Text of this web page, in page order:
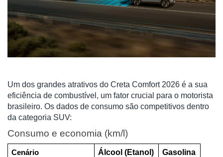
Um dos grandes atrativos do Creta Comfort 2026 é a sua
eficiência de combustível, um fator crucial para o motorista
brasileiro. Os dados de consumo são competitivos dentro
da categoria SUV:
Consumo e economia (km/l)
Cenário Álcool (Etanol) Gasolina